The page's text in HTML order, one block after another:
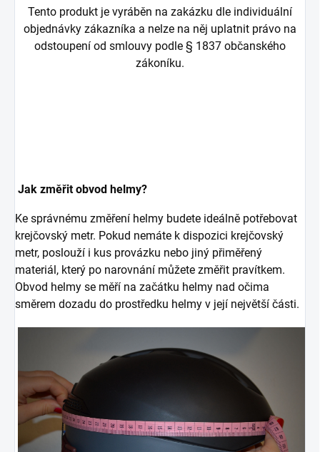
Tento produkt je vyráběn na zakázku dle individuální
objednávky zákazníka a nelze na něj uplatnit právo na
odstoupení od smlouvy podle § 1837 občanského
zákoníku.
Jak změřit obvod helmy?
Ke správnému změření helmy budete ideálně potřebovat
krejčovský metr. Pokud nemáte k dispozici krejčovský
metr, poslouží i kus provázku nebo jiný přiměřený
materiál, který po narovnání můžete změřit pravítkem.
Obvod helmy se měří na začátku helmy nad očima
směrem dozadu do prostředku helmy v její největší části.